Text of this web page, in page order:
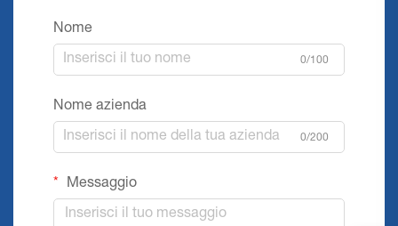
Nome
0/100
Nome azienda
0/200
Messaggio